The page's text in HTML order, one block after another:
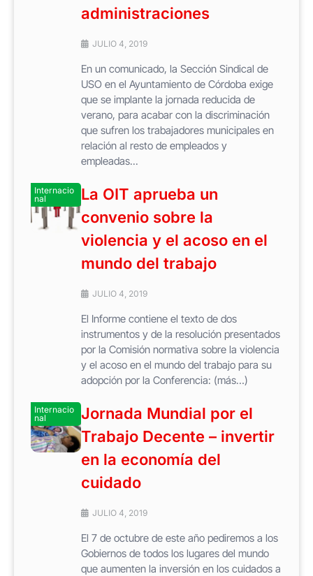
administraciones
JULIO 4, 2019
En un comunicado, la Sección Sindical de
USO en el Ayuntamiento de Córdoba exige
que se implante la jornada reducida de
verano, para acabar con la discriminación
que sufren los trabajadores municipales en
relación al resto de empleados y
empleadas...
Internacio
nal
La OIT aprueba un
convenio sobre la
violencia y el acoso en el
mundo del trabajo
JULIO 4, 2019
El Informe contiene el texto de dos
instrumentos y de la resolución presentados
por la Comisión normativa sobre la violencia
y el acoso en el mundo del trabajo para su
adopción por la Conferencia: (más…)
Internacio
nal
Jornada Mundial por el
Trabajo Decente – invertir
en la economía del
cuidado
JULIO 4, 2019
El 7 de octubre de este año pediremos a los
Gobiernos de todos los lugares del mundo
que aumenten la inversión en los cuidados a